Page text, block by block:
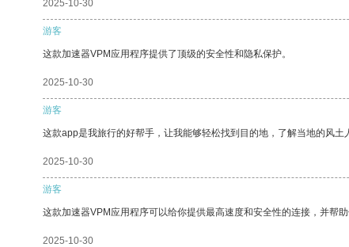
2025-10-30
游客
这款加速器VPM应用程序提供了顶级的安全性和隐私保护。
2025-10-30
游客
这款app是我旅行的好帮手，让我能够轻松找到目的地，了解当地的风土
2025-10-30
游客
这款加速器VPM应用程序可以给你提供最高速度和安全性的连接，并帮助
2025-10-30